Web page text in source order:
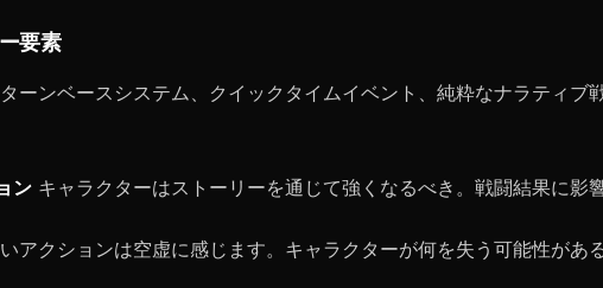
要素
ターンベースシステム、クイックタイムイベント、純粋なナラティ
ン キャラクターはストーリーを通じて強くなるべき。戦闘結果に影
アクションは空虚に感じます。キャラクターが何を失う可能性があ